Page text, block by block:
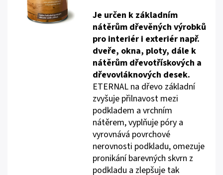
Je určen k základním
nátěrům dřevěných výrobků
pro interiér i exteriér např.
dveře, okna, ploty, dále k
nátěrům dřevotřískových a
dřevovláknových desek.
ETERNAL na dřevo základní
zvyšuje přilnavost mezi
podkladem a vrchním
nátěrem, vyplňuje póry a
vyrovnává povrchové
nerovnosti podkladu, omezuje
pronikání barevných skvrn z
podkladu a zlepšuje tak